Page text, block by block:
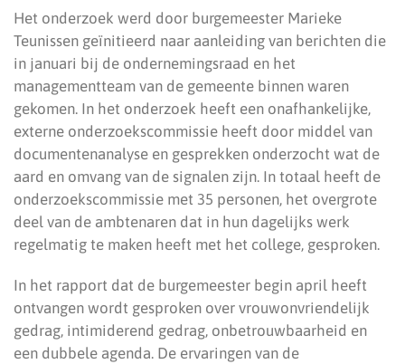
Het onderzoek werd door burgemeester Marieke
Teunissen geïnitieerd naar aanleiding van berichten die
in januari bij de ondernemingsraad en het
managementteam van de gemeente binnen waren
gekomen. In het onderzoek heeft een onafhankelijke,
externe onderzoekscommissie heeft door middel van
documentenanalyse en gesprekken onderzocht wat de
aard en omvang van de signalen zijn. In totaal heeft de
onderzoekscommissie met 35 personen, het overgrote
deel van de ambtenaren dat in hun dagelijks werk
regelmatig te maken heeft met het college, gesproken.
In het rapport dat de burgemeester begin april heeft
ontvangen wordt gesproken over vrouwonvriendelijk
gedrag, intimiderend gedrag, onbetrouwbaarheid en
een dubbele agenda. De ervaringen van de